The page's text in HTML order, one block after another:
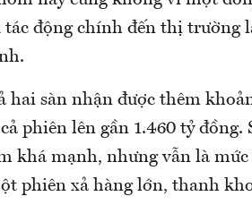
động chính đến thị trường
hai sàn nhận được thêm
phiên lên gần 1.460 tỷ
khá mạnh, nhưng vẫn là
phiên xả hàng lớn, thanh